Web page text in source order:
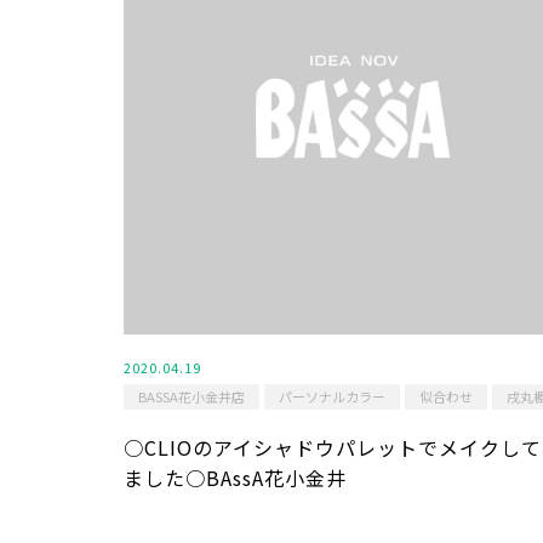
2020.04.19
BASSA花小金井店
パーソナルカラー 似合わせ 戌丸
○CLIOのアイシャドウパレットでメイクし
ました○BAssA花小金井